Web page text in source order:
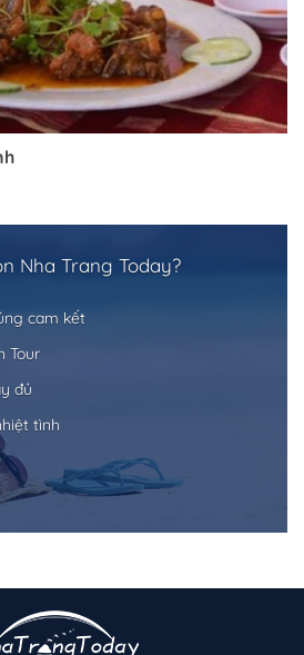
Nha Trang Today?
cam kết
Tour
đủ
tình